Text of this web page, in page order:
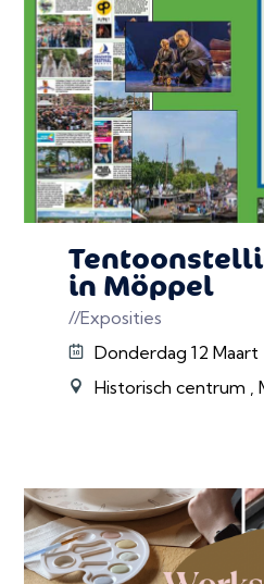
in Möppel
//Exposities
Donderdag 12 Maart
Historisch centrum ,